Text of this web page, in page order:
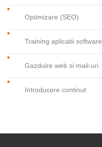
Optimizare (SEO)
Training aplicatii software
Gazduire web si mail-uri
Introducere continut